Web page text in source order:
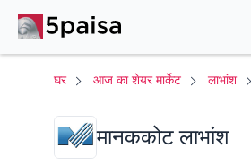
घर आज का शेयर मार्केट लाभांश
मानककोट लाभांश